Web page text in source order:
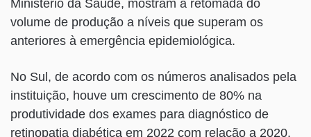
Ministério da Saúde, mostram a retomada do
volume de produção a níveis que superam os
anteriores à emergência epidemiológica.
No Sul, de acordo com os números analisados pela
instituição, houve um crescimento de 80% na
produtividade dos exames para diagnóstico de
retinopatia diabética em 2022 com relação a 2020,